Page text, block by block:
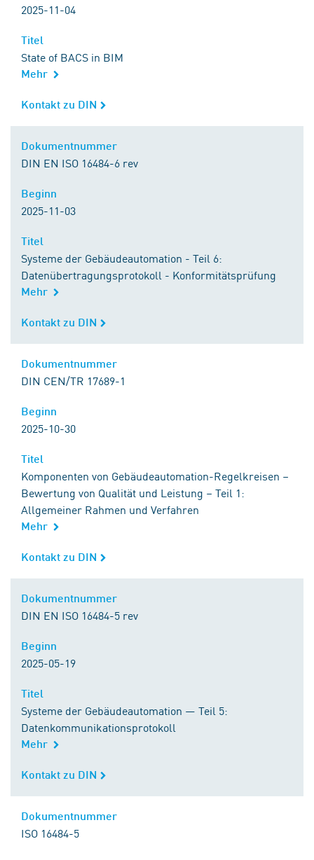
2025-11-04
Titel
State of BACS in BIM
Mehr
Kontakt zu DIN
Kontakt zu DIN
Dokumentnummer
DIN EN ISO 16484-6 rev
Beginn
2025-11-03
Titel
Systeme der Gebäudeautomation - Teil 6:
Datenübertragungsprotokoll - Konformitätsprüfung
Mehr
Kontakt zu DIN
Kontakt zu DIN
Dokumentnummer
DIN CEN/TR 17689-1
Beginn
2025-10-30
Titel
Komponenten von Gebäudeautomation-Regelkreisen –
Bewertung von Qualität und Leistung – Teil 1:
Allgemeiner Rahmen und Verfahren
Mehr
Kontakt zu DIN
Kontakt zu DIN
Dokumentnummer
DIN EN ISO 16484-5 rev
Beginn
2025-05-19
Titel
Systeme der Gebäudeautomation — Teil 5:
Datenkommunikationsprotokoll
Mehr
Kontakt zu DIN
Kontakt zu DIN
Dokumentnummer
ISO 16484-5